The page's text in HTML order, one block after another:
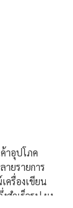
าอุปโภค
ยรายการ
ครื่องเขียน
สำเร็จรูป ผง